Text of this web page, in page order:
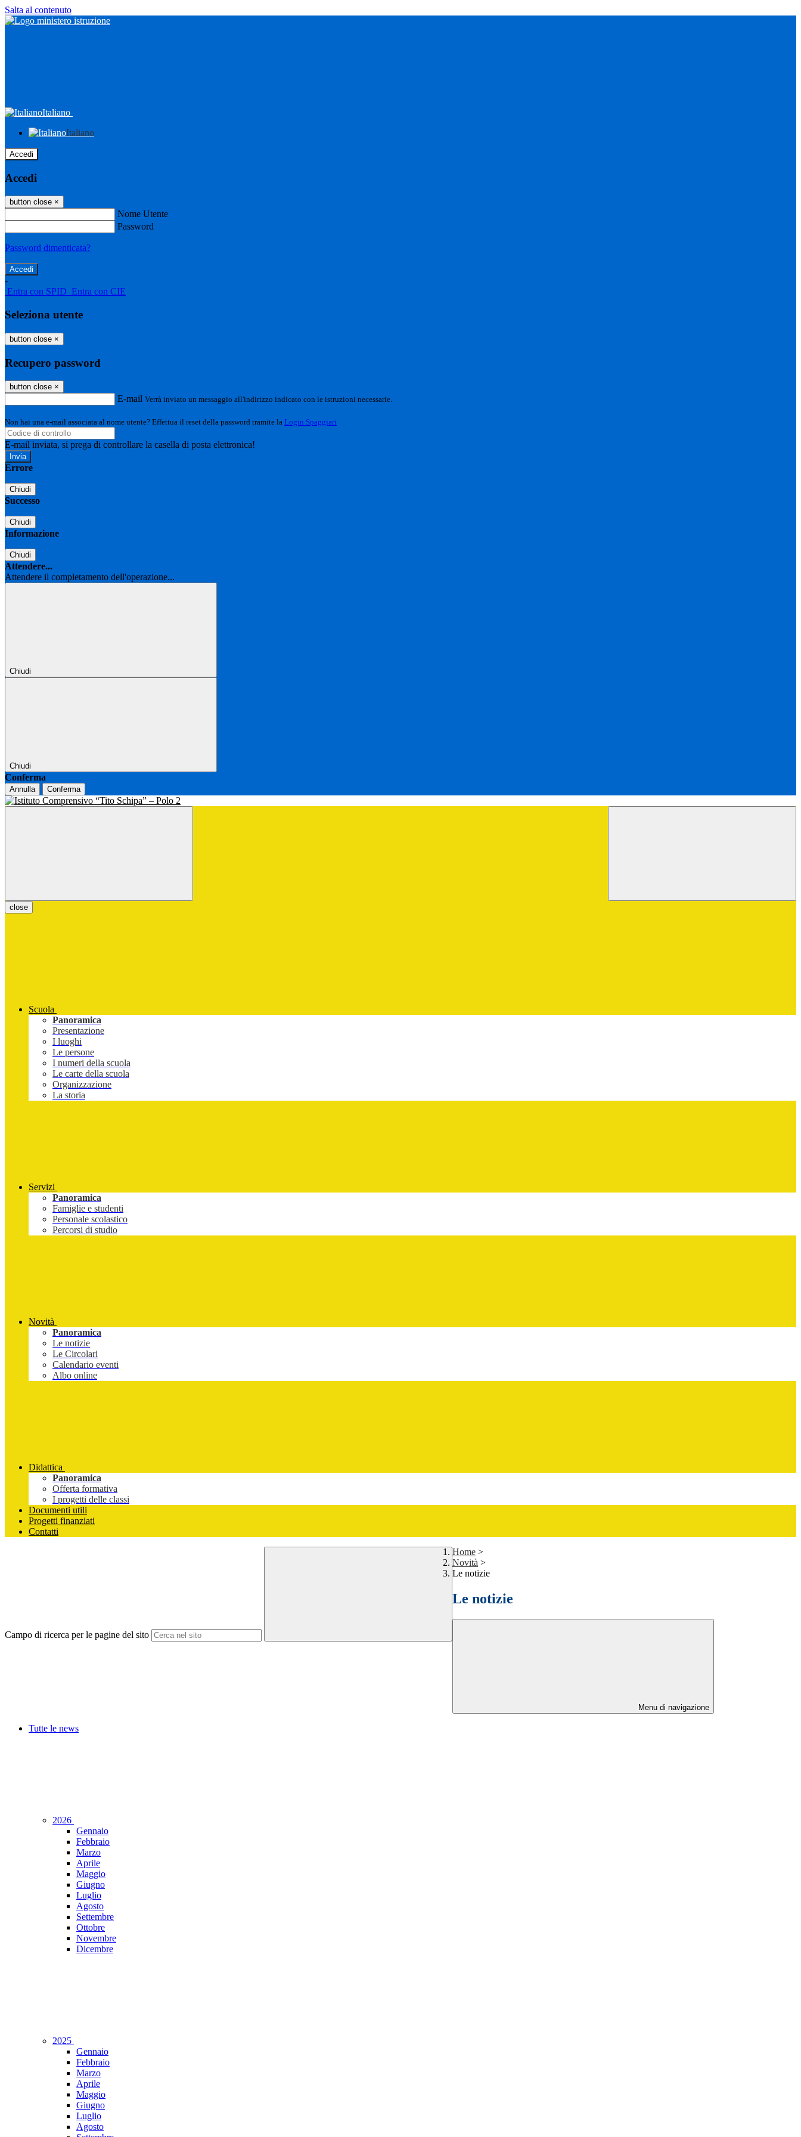
Salta al contenuto
Italiano
Italiano
Accedi
Accedi
button close ×
Nome Utente
Password
Password dimenticata?
-
Entra con SPID Entra con CIE
Seleziona utente
button close ×
Recupero password
button close ×
E-mail Verrà inviato un messaggio all'indirizzo indicato con le istruzioni necessarie.
Non hai una e-mail associata al nome utente? Effettua il reset della password tramite la Login Spaggiari
E-mail inviata, si prega di controllare la casella di posta elettronica!
Errore
Chiudi
Successo
Chiudi
Informazione
Chiudi
Attendere...
Attendere il completamento dell'operazione...
Chiudi
Chiudi
Conferma
Annulla Conferma
close
Scuola
Panoramica
Presentazione
I luoghi
Le persone
I numeri della scuola
Le carte della scuola
Organizzazione
La storia
Servizi
Panoramica
Famiglie e studenti
Personale scolastico
Percorsi di studio
Novità
Panoramica
Le notizie
Le Circolari
Calendario eventi
Albo online
Didattica
Panoramica
Offerta formativa
I progetti delle classi
Documenti utili
Progetti finanziati
Contatti
Campo di ricerca per le pagine del sito
Home >
Novità >
Le notizie
Le notizie
Menu di navigazione
Tutte le news
2026
Gennaio
Febbraio
Marzo
Aprile
Maggio
Giugno
Luglio
Agosto
Settembre
Ottobre
Novembre
Dicembre
2025
Gennaio
Febbraio
Marzo
Aprile
Maggio
Giugno
Luglio
Agosto